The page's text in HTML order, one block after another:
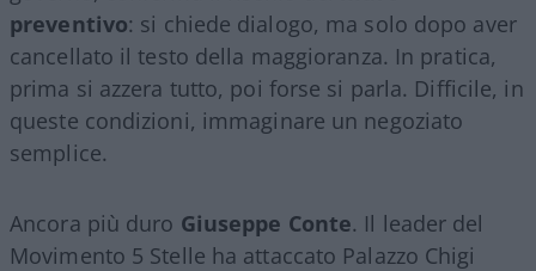
preventivo: si chiede dialogo, ma solo dopo aver
cancellato il testo della maggioranza. In pratica,
prima si azzera tutto, poi forse si parla. Difficile, in
queste condizioni, immaginare un negoziato
semplice.
Ancora più duro Giuseppe Conte. Il leader del
Movimento 5 Stelle ha attaccato Palazzo Chigi